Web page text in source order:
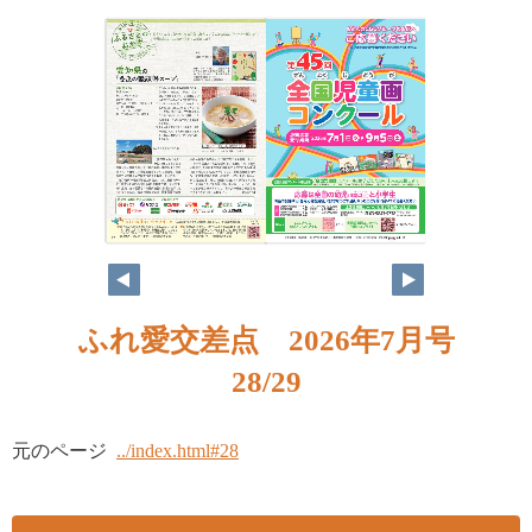
ふれ愛交差点 2026年7月号
28/29
元のページ ../index.html#28